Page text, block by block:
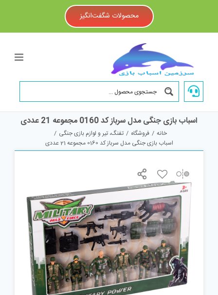
محصولات شگفت‌انگیز
اسباب بازی جنگی مدل سرباز کد 0160 مجموعه 21 عددی
خانه / فروشگاه / تفنگ، تیر و لوازم بازی جنگی /
اسباب بازی جنگی مدل سرباز کد 0160 مجموعه 21 عددی